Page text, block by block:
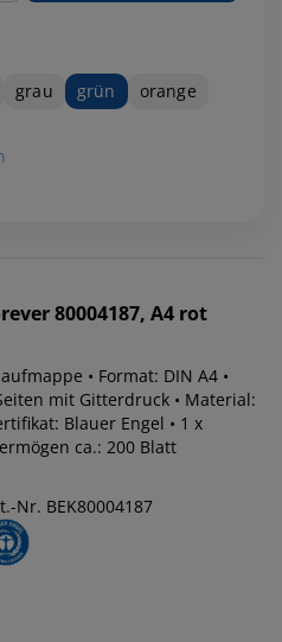
grau grün
orange
80004187, A4 rot
• Format: DIN A4 •
mit Gitterdruck • Material:
Blauer Engel • 1 x
ca.: 200 Blatt
Nr. BEK80004187